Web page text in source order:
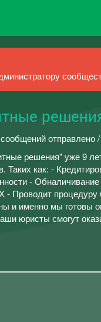
отправлено
решения" уже 9
Таких как: -
-
Проводит процедуру
и именно мы готовы
юристы смогут